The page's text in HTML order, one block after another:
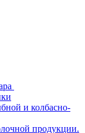
и колбасно-
продукции.